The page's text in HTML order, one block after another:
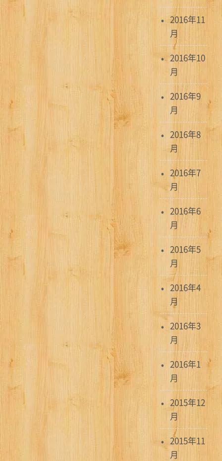
2016年11
月
2016年10
月
2016年9
月
2016年8
月
2016年7
月
2016年6
月
2016年5
月
2016年4
月
2016年3
月
2016年1
月
2015年12
月
2015年11
月